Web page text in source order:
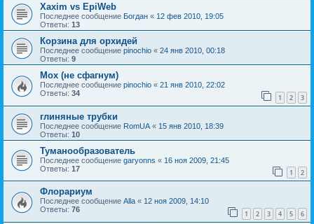
Xaxim vs EpiWeb
Последнее сообщение Богдан « 12 фев 2010, 19:05
Ответы: 13
Корзина для орхидей
Последнее сообщение pinochio « 24 янв 2010, 00:18
Ответы: 9
Мох (не сфагнум)
Последнее сообщение pinochio « 21 янв 2010, 22:02
Ответы: 34 1 2 3
глиняные трубки
Последнее сообщение RomUA « 15 янв 2010, 18:39
Ответы: 10
Туманообразователь
Последнее сообщение garyonns « 16 ноя 2009, 21:45
Ответы: 17 1 2
Флорариум
Последнее сообщение Alla « 12 ноя 2009, 14:10
Ответы: 76 1 2 3 4 5 6